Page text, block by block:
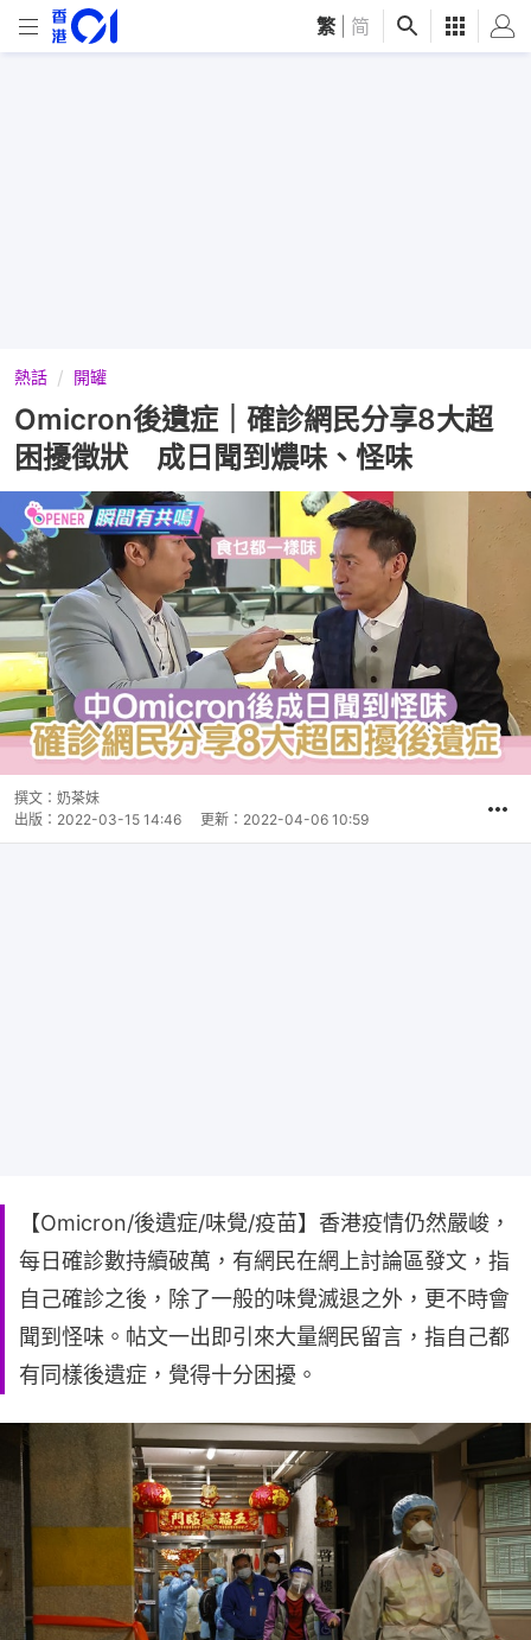
繁 简
熱話 開罐
Omicron後遺症｜確診網民分享8大超
困擾徵狀 成日聞到燶味、怪味
撰文： 奶茶妹
出版： 2022-03-15 14:46 更新： 2022-04-06 10:59
【Omicron/後遺症/味覺/疫苗】香港疫情仍然嚴峻，
每日確診數持續破萬，有網民在網上討論區發文，指
自己確診之後，除了一般的味覺滅退之外，更不時會
聞到怪味。帖文一出即引來大量網民留言，指自己都
有同樣後遺症，覺得十分困擾。